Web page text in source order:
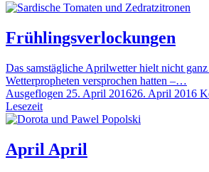
Frühlingsverlockungen
Das samstägliche Aprilwetter hielt nicht
Wetterpropheten versprochen hatten –…
Ausgeflogen 25. April 201626. April 2016
Lesezeit
April April